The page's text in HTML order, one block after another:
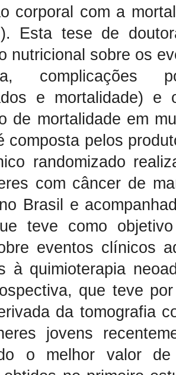
corporal com a
Esta tese de
nutricional sobre os
complicações
e mortalidade)
de mortalidade em
composta pelos
randomizado
com câncer de
Brasil e
teve como
eventos clínicos
à quimioterapia
que teve
da tomografia
jovens
o melhor valor